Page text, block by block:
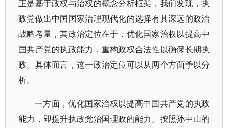
正是基于政权与治权的概念分析框架，我们发现，执
政党做出中国国家治理现代化的选择有其深远的政治
战略考量，其政治定位在于，优化国家治权以提高中
国共产党的执政能力，重构政权合法性以确保长期执
政。具体而言，这一政治定位可以从两个方面予以分
析。
一方面，优化国家治权以提高中国共产党的执政
能力，即提升执政党治国理政的能力。按照孙中山的